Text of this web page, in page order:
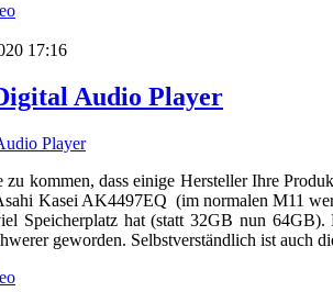
17:16
Audio Player
kommen, dass einige Hersteller Ihre
Kasei AK4497EQ (im normalen M11
Speicherplatz hat (statt 32GB nun
geworden. Selbstverständlich ist auch